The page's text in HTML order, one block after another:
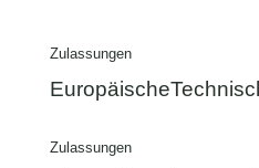
Zulassungen
Zulassungen